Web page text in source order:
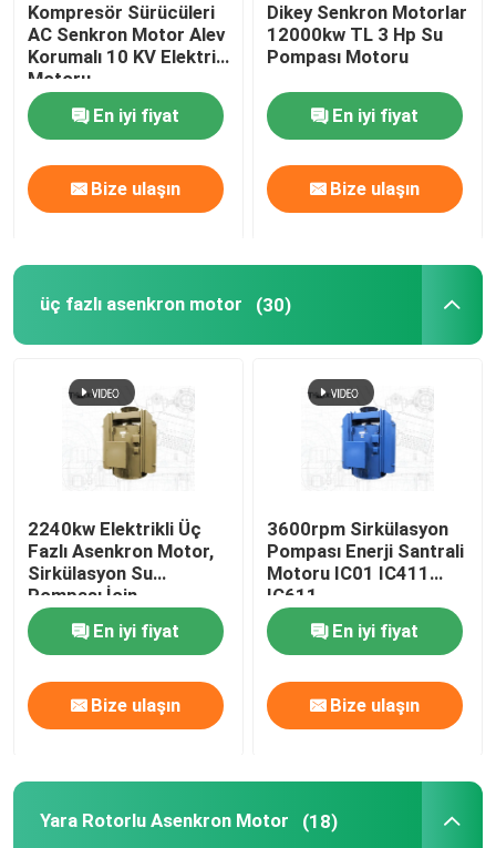
Bize Ulaşın
Haberler
Blog
Bir teklif isteği
Yüksek Voltajlı AC Motor
Yüksek gerilimli elektrikli motorlar
AC Senkron Motoru
üç fazlı asenkron motor
Yara Rotorlu Asenkron Motor
Sabit Mıknatıslı Senkron Motor
Gaz türbini jeneratörü
Kompresör Sürücüleri
AC Senkron Motor Alev
Korumalı 10 KV Elektrik
Motoru
En iyi fiyat
Bize ulaşın
Dikey Senkron Motorlar
12000kw TL 3 Hp Su
Pompası Motoru
En iyi fiyat
Bize ulaşın
üç fazlı asenkron motor (30)
2240kw Elektrikli Üç
Fazlı Asenkron Motor,
Sirkülasyon Su
Pompası İçin
En iyi fiyat
Bize ulaşın
3600rpm Sirkülasyon
Pompası Enerji Santrali
Motoru IC01 IC411
IC611
En iyi fiyat
Bize ulaşın
Yara Rotorlu Asenkron Motor (18)